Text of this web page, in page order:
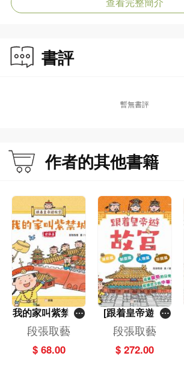
書評
暫無書評
作者的其他書籍
我的家叫紫禁城-
建築篇[跟着皇帝
遊故宮]
段張取藝
$ 68.00
[跟着皇帝遊故
宮]一套4冊
段張取藝
$ 272.00